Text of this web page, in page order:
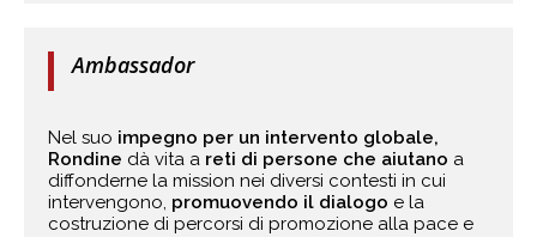
Ambassador
Nel suo impegno per un intervento globale,
Rondine dà vita a reti di persone che aiutano a
diffonderne la mission nei diversi contesti in cui
intervengono, promuovendo il dialogo e la
costruzione di percorsi di promozione alla pace e